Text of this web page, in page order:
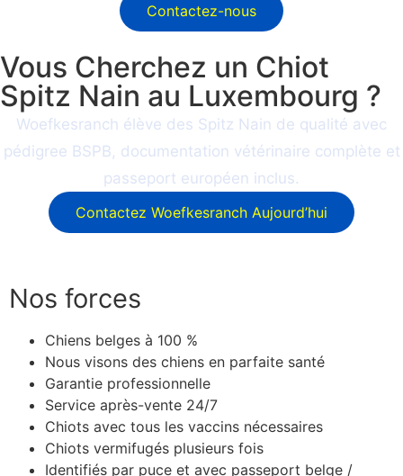
Contactez-nous
Vous Cherchez un Chiot
Spitz Nain au Luxembourg ?
Woefkesranch élève des Spitz Nain de qualité avec
pédigree BSPB, documentation vétérinaire complète et
passeport européen inclus.
Contactez Woefkesranch Aujourd’hui
Nos forces
Chiens belges à 100 %
Nous visons des chiens en parfaite santé
Garantie professionnelle
Service après-vente 24/7
Chiots avec tous les vaccins nécessaires
Chiots vermifugés plusieurs fois
Identifiés par puce et avec passeport belge /